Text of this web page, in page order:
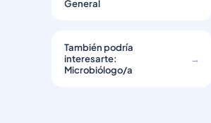
General
También podría
interesarte:
Microbiólogo/a
→